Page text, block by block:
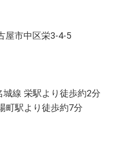
屋市中区栄3-4-5
線 栄駅より徒歩約2分
町駅より徒歩約7分